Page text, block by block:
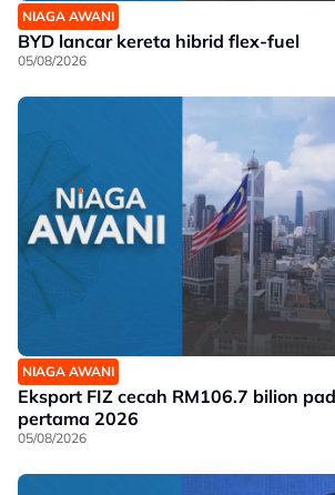
NIAGA AWANI
BYD lancar kereta hibrid flex-fuel
05/08/2026
NIAGA AWANI
Eksport FIZ cecah RM106.7 bilion
pertama 2026
05/08/2026